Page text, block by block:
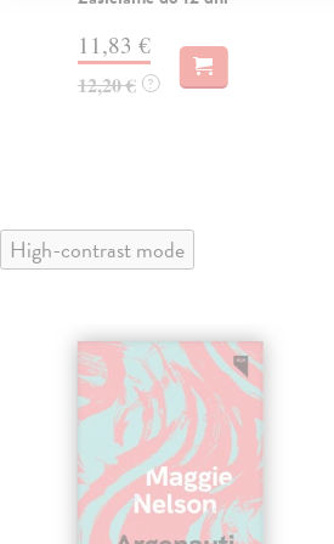
11,83 €
12,20 € ?
High-contrast mode